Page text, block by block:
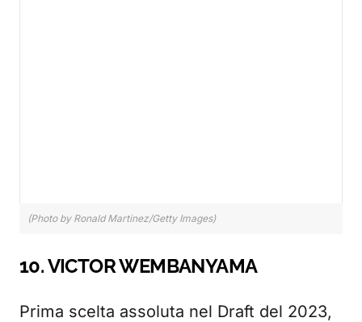
(Photo by Ronald Martinez/Getty Images)
10. VICTOR WEMBANYAMA
Prima scelta assoluta nel Draft del 2023,